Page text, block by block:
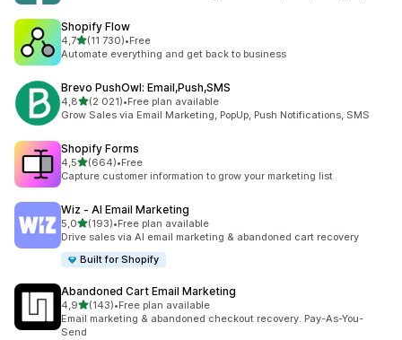
Shopify Flow
4,7av 5 stjerner
(11 730)
Totalt 11730 omtaler
•Free
Automate everything and get back to business
Brevo PushOwl: Email,Push,SMS
4,8av 5 stjerner
(2 021)
Totalt 2021 omtaler
•Free plan available
Grow Sales via Email Marketing, PopUp, Push Notifications, SMS
Shopify Forms
4,5av 5 stjerner
(664)
Totalt 664 omtaler
•Free
Capture customer information to grow your marketing list
Wiz ‑ AI Email Marketing
5,0av 5 stjerner
(193)
Totalt 193 omtaler
•Free plan available
Drive sales via AI email marketing & abandoned cart recovery
Built for Shopify
Abandoned Cart Email Marketing
4,9av 5 stjerner
(143)
Totalt 143 omtaler
•Free plan available
Email marketing & abandoned checkout recovery. Pay-As-You-
Send